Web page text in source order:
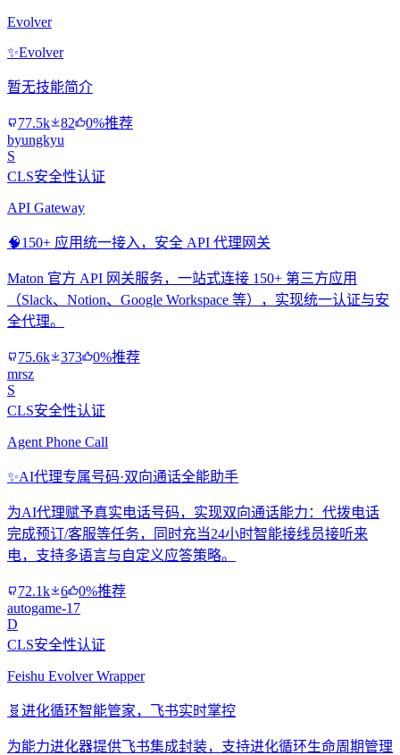
Evolver
✨Evolver
暂无技能简介
77.5k 82
0%推荐
byungkyu
S
CLS安全性认证
API Gateway
🧠150+ 应用统一接入，安全 API 代理网关
Maton 官方 API 网关服务，一站式连接 150+ 第三方应用
（Slack、Notion、Google Workspace 等），实现统一认证与安
全代理。
75.6k 373
0%推荐
mrsz
S
CLS安全性认证
Agent Phone Call
✨AI代理专属号码·双向通话全能助手
为AI代理赋予真实电话号码，实现双向通话能力：代拨电话
完成预订/客服等任务，同时充当24小时智能接线员接听来
电，支持多语言与自定义应答策略。
72.1k 6
0%推荐
autogame-17
D
CLS安全性认证
Feishu Evolver Wrapper
🧬 进化循环智能管家，飞书实时掌控
为能力进化器提供飞书集成封装，支持进化循环生命周期管理